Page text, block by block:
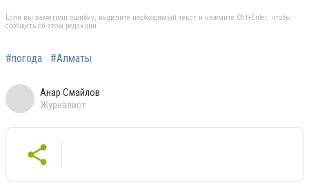
Если вы заметили ошибку, выделите необходимый текст и нажмите Ctrl+Enter, чтобы
сообщить об этом редакции
#погода #Алматы
Анар Смайлов
Журналист